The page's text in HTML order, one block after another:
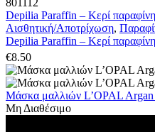
Depilia Paraffin – Κερί
Αισθητική/Αποτρίχωση,
Depilia Paraffin – Κερί
€8.50
Μάσκα μαλλιών L’OPAL
Μη Διαθέσιμο